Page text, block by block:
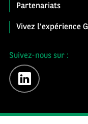
Partenariats
Vivez l’expérience
Suivez-nous sur :
linkedin